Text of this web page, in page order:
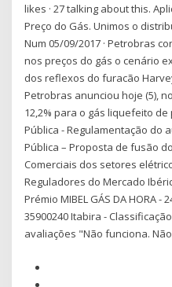
likes · 27 talking about this.
Preço do Gás. Unimos o
Num 05/09/2017 · Petrobras
nos preços do gás o cenário
dos reflexos do furacão
Petrobras anunciou hoje (5),
12,2% para o gás liquefeito de
Pública - Regulamentação do
Pública – Proposta de fusão
Comerciais dos setores
Reguladores do Mercado
Prémio MIBEL GÁS DA HORA
35900240 Itabira -
avaliações "Não funciona.